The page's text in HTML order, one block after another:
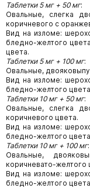
Таблетки 5 мг + 50 мг:
Овальные, слегка
коричневого с
Вид на изломе:
бледно-желтого
цвета.
Таблетки 5 мг + 100 мг:
Овальные,
Вид на изломе:
бледно-желтого
Таблетки 10 мг + 50 мг:
Овальные, слегка
коричневого цвета.
Вид на изломе:
бледно-желтого
Таблетки 10 мг + 100 мг:
Овальные,
коричневато-желтого
Вид на изломе:
бледно-желтого